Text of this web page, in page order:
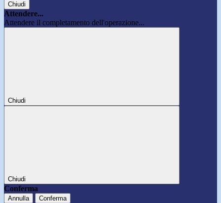
Chiudi
Attendere...
Attendere il completamento dell'operazione...
Chiudi
Chiudi
Conferma
Annulla Conferma